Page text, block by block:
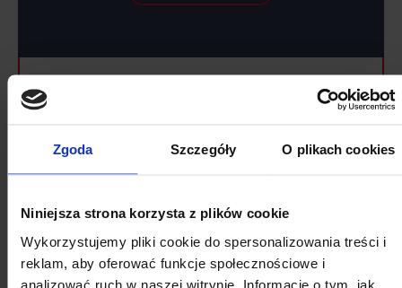
Zgoda Szczegóły O plikach cookies
Niniejsza strona korzysta z plików cookie
Wykorzystujemy pliki cookie do spersonalizowania treści i
reklam, aby oferować funkcje społecznościowe i
analizować ruch w naszej witrynie. Informacje o tym, jak
27
29 30
3 4 5 6 7 8